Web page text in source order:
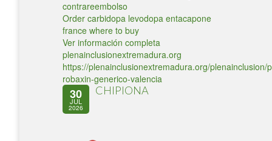
contrareembolso
Order carbidopa levodopa entacapone
france where to buy
Ver información completa
plenainclusionextremadura.org
https://plenainclusionextremadura.org/plenainclusion/
robaxin-generico-valencia
30
JUL
2026
CHIPIONA